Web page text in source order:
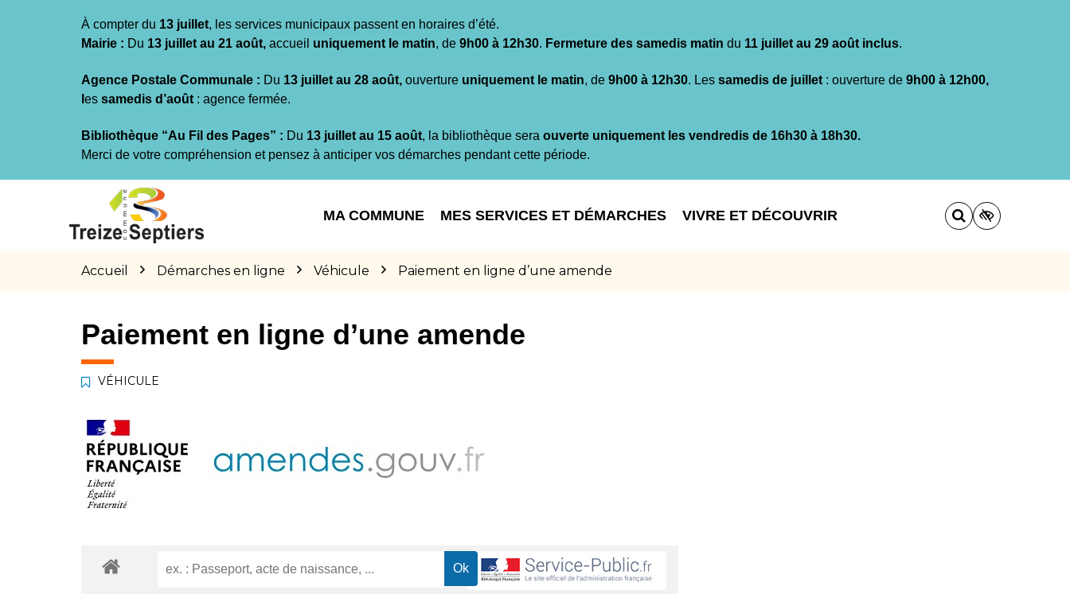
À compter du 13 juillet, les services municipaux passent en horaires d’été.
Mairie : Du 13 juillet au 21 août, accueil uniquement le matin, de 9h00 à 12h30. Fermeture des samedis matin du 11 juillet au 29 août inclus.
Agence Postale Communale : Du 13 juillet au 28 août, ouverture uniquement le matin, de 9h00 à 12h30. Les samedis de juillet : ouverture de 9h00 à 12h00,
es samedis d’août : agence fermée.
Bibliothèque “Au Fil des Pages” : Du 13 juillet au 15 août, la bibliothèque sera ouverte uniquement les vendredis de 16h30 à 18h30.
Merci de votre compréhension et pensez à anticiper vos démarches pendant cette période.
MA COMMUNE MES SERVICES ET DÉMARCHES VIVRE ET DÉCOUVRIR
Accueil Démarches en ligne Véhicule Paiement en ligne d’une amende
Paiement en ligne d’une amende
VÉHICULE